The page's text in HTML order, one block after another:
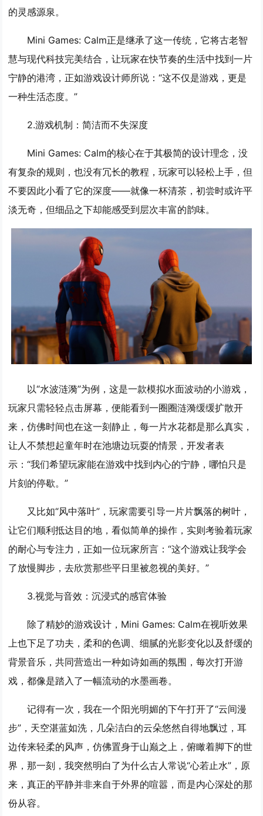
的灵感源泉。
Mini Games: Calm正是继承了这一传统，它将古老智
慧与现代科技完美结合，让玩家在快节奏的生活中找到一片
宁静的港湾，正如游戏设计师所说：“这不仅是游戏，更是
一种生活态度。”
2.游戏机制：简洁而不失深度
Mini Games: Calm的核心在于其极简的设计理念，没
有复杂的规则，也没有冗长的教程，玩家可以轻松上手，但
不要因此小看了它的深度——就像一杯清茶，初尝时或许平
淡无奇，但细品之下却能感受到层次丰富的韵味。
以“水波涟漪”为例，这是一款模拟水面波动的小游戏，
玩家只需轻轻点击屏幕，便能看到一圈圈涟漪缓缓扩散开
来，仿佛时间也在这一刻静止，每一片水花都是那么真实，
让人不禁想起童年时在池塘边玩耍的情景，开发者表
示：“我们希望玩家能在游戏中找到内心的宁静，哪怕只是
片刻的停歇。”
又比如“风中落叶”，玩家需要引导一片片飘落的树叶，
让它们顺利抵达目的地，看似简单的操作，实则考验着玩家
的耐心与专注力，正如一位玩家所言：“这个游戏让我学会
了放慢脚步，去欣赏那些平日里被忽视的美好。”
3.视觉与音效：沉浸式的感官体验
除了精妙的游戏设计，Mini Games: Calm在视听效果
上也下足了功夫，柔和的色调、细腻的光影变化以及舒缓的
背景音乐，共同营造出一种如诗如画的氛围，每次打开游
戏，都像是踏入了一幅流动的水墨画卷。
记得有一次，我在一个阳光明媚的下午打开了“云间漫
步”，天空湛蓝如洗，几朵洁白的云朵悠然自得地飘过，耳
边传来轻柔的风声，仿佛置身于山巅之上，俯瞰着脚下的世
界，那一刻，我突然明白了为什么古人常说“心若止水”，原
来，真正的平静并非来自于外界的喧嚣，而是内心深处的那
份从容。